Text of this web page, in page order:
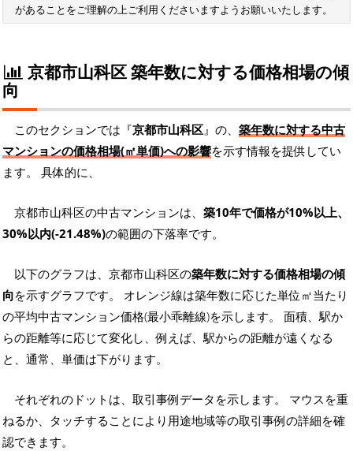
があることをご理解の上ご利用くださいますようお願いいたします。
京都市山科区 築年数に対する価格相場の傾
向
このセクションでは『京都市山科区 』の、 築年数に対する中古
マンションの価格相場(㎡単価)への影響を示す情報を提供してい
ます。 具体的に、
京都市山科区の中古マンションは、 築10年で価格が10%以上、
30%以内(-21.48%)の範囲の下落率です。
以下のグラフは、京都市山科区の築年数に対する価格相場の傾
向を示すグラフです。 オレンジ線は築年数に応じた単位㎡当たり
の平均中古マンション価格(最小乖離線)を示します。 面積、駅か
らの距離等に応じて変化し、例えば、駅からの距離が遠くなる
と、通常、単価は下がります。
それぞれのドットは、取引事例データを示します。 マウスを重
ねるか、タッチすることにより用途地域等の取引事例の詳細を確
認できます。